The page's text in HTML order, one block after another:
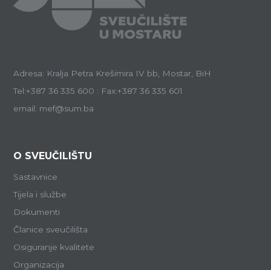
Adresa: Kralja Petra Krešimira IV bb, Mostar, BiH
Tel:+387 36 335 600 : Fax:+387 36 335 601
email: mef@sum.ba
O SVEUČILIŠTU
Sastavnice
Tijela i službe
Dokumenti
Članice sveučilišta
Osiguranje kvalitete
Organizacija